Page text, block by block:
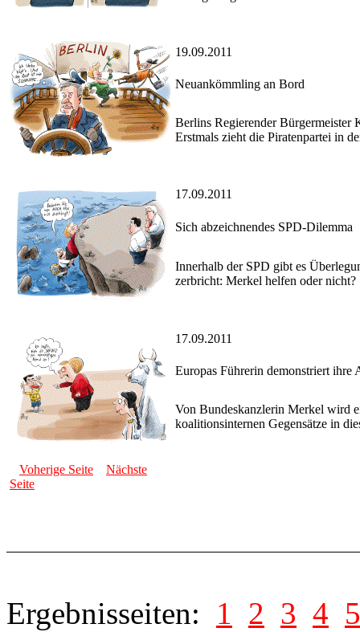
19.09.2011
Neuankömmling an Bord
Berlins Regierender Bürgermeister
Erstmals zieht die Piratenpartei in
17.09.2011
Sich abzeichnendes SPD-Dilemma
Innerhalb der SPD gibt es
zerbricht: Merkel helfen oder nicht?
17.09.2011
Europas Führerin demonstriert ihre
Von Bundeskanzlerin Merkel wird
koalitionsinternen Gegensätze in
Voherige Seite
Nächste
Seite
Ergebnisseiten: 1 2 3 4 5